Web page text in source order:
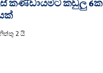
කණ්ඩායමට කඩුලු 6ක
2 යි